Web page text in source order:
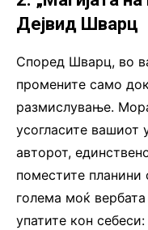
Дејвид Шварц
Според Шварц, во
промените само
размислување.
усогласите
авторот,
поместите планини
голема моќ
упатите кон